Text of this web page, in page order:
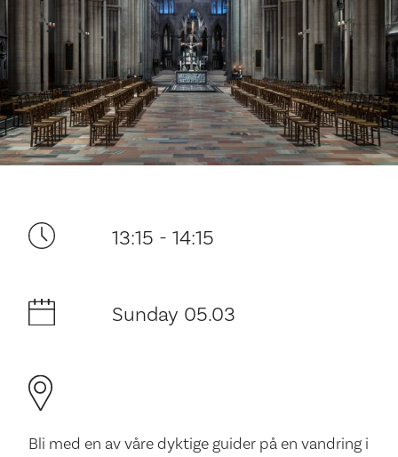
Your visit
The music in the Cathedral
History and architecture
13:15 - 14:15
Sunday 05.03
Bli med en av våre dyktige guider på en vandring i